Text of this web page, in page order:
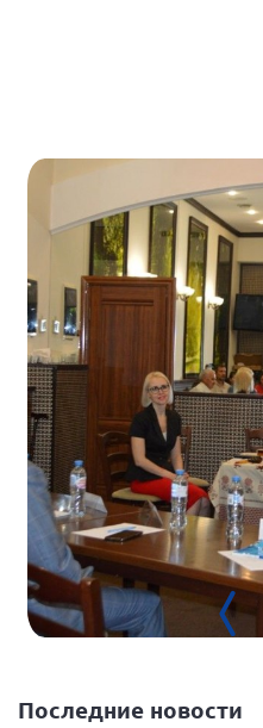
Исследования,
Всероссийская онлайн
"Рассеянный склероз.
ОООИБРС" (25-
Всероссийская
"Рассеянный склероз:
29.05.2022)
Общероссийская РС
Алтайский край
Архангельская область
Брянская область
Владимирская область
Последние новости